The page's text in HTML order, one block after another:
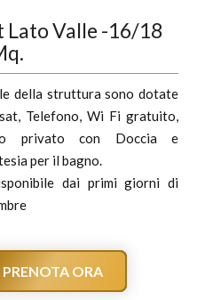
Valle -16/18
della struttura sono dotate
Telefono, Wi Fi gratuito,
privato con Doccia e
per il bagno.
dai primi giorni di
PRENOTA ORA